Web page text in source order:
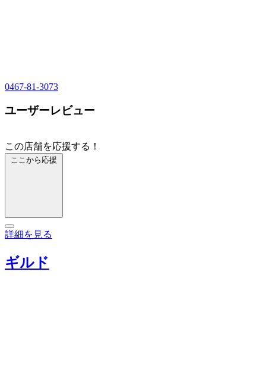
0467-81-3073
ユーザーレビュー
この店舗を応援する！
ここから応援
詳細を見る
ギルド